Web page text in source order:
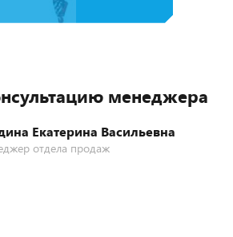
менеджера
Екатерина Васильевна
отдела продаж